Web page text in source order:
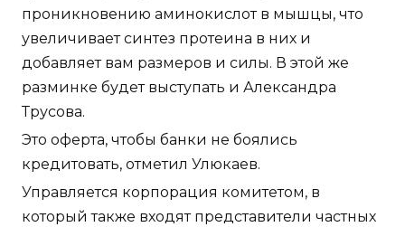
проникновению аминокислот в мышцы, что
увеличивает синтез протеина в них и
добавляет вам размеров и силы. В этой же
разминке будет выступать и Александра
Трусова.
Это оферта, чтобы банки не боялись
кредитовать, отметил Улюкаев.
Управляется корпорация комитетом, в
который также входят представители частных